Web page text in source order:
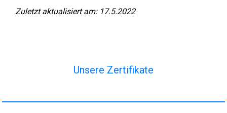
Zuletzt aktualisiert am: 17.5.2022
Unsere Zertifikate